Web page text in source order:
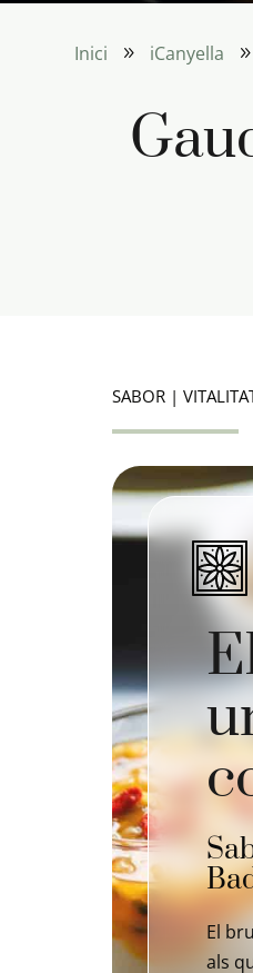
Inici 9 iCanyella 9
SABOR |
El
als